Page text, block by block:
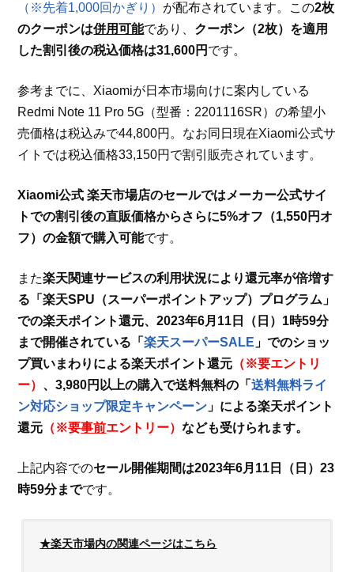
（※先着1,000回かぎり） が配布されています。この2枚
のクーポンは併用可能であり、 クーポン（2枚）を適用
した割引後の税込価格は31,600円 です。
参考までに、Xiaomiが日本市場向けに案内している
Redmi Note 11 Pro 5G（型番：2201116SR）の希望小
売価格は税込みで44,800円。なお同日現在Xiaomi公式サ
イトでは税込価格33,150円で割引販売されています。
Xiaomi公式 楽天市場店のセールではメーカー公式サイ
トでの割引後の直販価格からさらに5%オフ（1,550円オ
フ）の金額で購入可能です。
また楽天関連サービスの利用状況により還元率が倍増す
る「楽天SPU（スーパーポイントアップ）プログラム」
での楽天ポイント還元、2023年6月11日（日）1時59分
まで開催されている「楽天スーパーSALE 」でのショッ
プ買いまわりによる楽天ポイント還元 （※要エントリ
ー） 、3,980円以上の購入で送料無料の「送料無料ライ
ン対応ショップ限定キャンペーン 」による楽天ポイント
還元 （※要事前エントリー）なども受けられます。
上記内容でのセール開催期間は2023年6月11日（日）23
時59分までです。
★楽天市場内の関連ページはこちら